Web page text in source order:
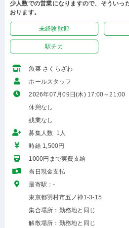
少人数での営業になりますので、そういっ
おります。
未経験歓迎
駅チカ
魚菜 さくらざわ
ホールスタッフ
2026年07月09日(木) 17:00～21:00
休憩なし
残業なし
募集人数 1人
時給 1,500円
1000円まで実費支給
当日現金支払
最寄駅：-
東京都羽村市五ノ神1-3-15
集合場所：勤務地と同じ
解散場所：勤務地と同じ